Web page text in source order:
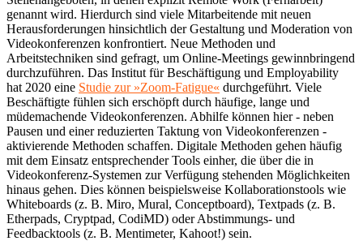
genannt wird. Hierdurch sind viele Mitarbeitende mit neuen
Herausforderungen hinsichtlich der Gestaltung und Moderation von
Videokonferenzen konfrontiert. Neue Methoden und
Arbeitstechniken sind gefragt, um Online-Meetings gewinnbringend
durchzuführen. Das Institut für Beschäftigung und Employability
hat 2020 eine Studie zur »Zoom-Fatigue« durchgeführt. Viele
Beschäftigte fühlen sich erschöpft durch häufige, lange und
müdemachende Videokonferenzen. Abhilfe können hier - neben
Pausen und einer reduzierten Taktung von Videokonferenzen -
aktivierende Methoden schaffen. Digitale Methoden gehen häufig
mit dem Einsatz entsprechender Tools einher, die über die in
Videokonferenz-Systemen zur Verfügung stehenden Möglichkeiten
hinaus gehen. Dies können beispielsweise Kollaborationstools wie
Whiteboards (z. B. Miro, Mural, Conceptboard), Textpads (z. B.
Etherpads, Cryptpad, CodiMD) oder Abstimmungs- und
Feedbacktools (z. B. Mentimeter, Kahoot!) sein.